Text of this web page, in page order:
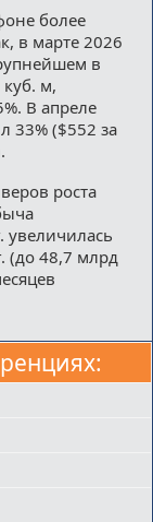
более
в марте 2026
в
куб. м,
В апреле
33% ($552 за
роста
увеличилась
(до 48,7 млрд